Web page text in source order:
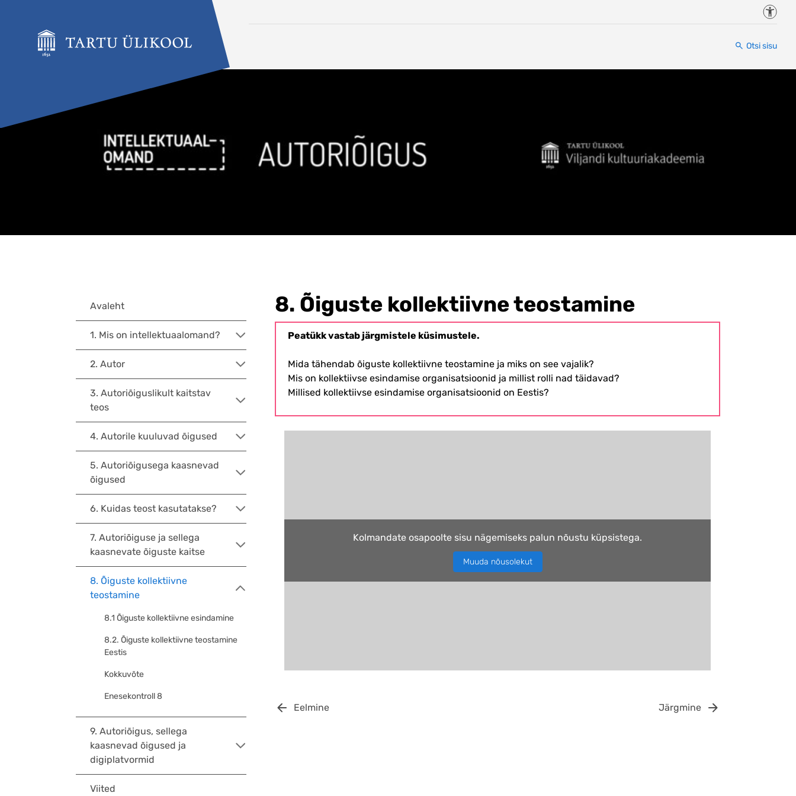
Otsi sisu
8. Õiguste kollektiivne teostamine
Peatükk vastab järgmistele küsimustele.
Mida tähendab õiguste kollektiivne teostamine ja miks on see vajalik?
Mis on kollektiivse esindamise organisatsioonid ja millist rolli nad täidavad?
Millised kollektiivse esindamise organisatsioonid on Eestis?
Kolmandate osapoolte sisu nägemiseks palun nõustu küpsistega.
Muuda nõusolekut
Eelmine Järgmine
Avaleht
1. Mis on intellektuaalomand?
2. Autor
3. Autoriõiguslikult kaitstav
teos
4. Autorile kuuluvad õigused
5. Autoriõigusega kaasnevad
õigused
6. Kuidas teost kasutatakse?
7. Autoriõiguse ja sellega
kaasnevate õiguste kaitse
8. Õiguste kollektiivne
teostamine
8.1 Õiguste kollektiivne esindamine
8.2. Õiguste kollektiivne teostamine
Eestis
Kokkuvõte
Enesekontroll 8
9. Autoriõigus, sellega
kaasnevad õigused ja
digiplatvormid
Viited